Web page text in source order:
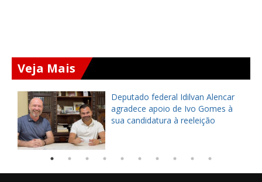
Veja Mais
Deputado federal Idilvan Alencar
agradece apoio de Ivo Gomes à
sua candidatura à reeleição